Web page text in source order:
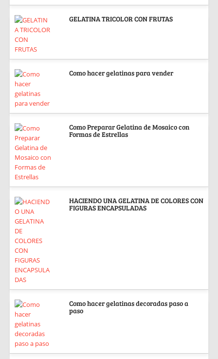
GELATINA TRICOLOR CON FRUTAS
Como hacer gelatinas para vender
Como Preparar Gelatina de Mosaico con
Formas de Estrellas
HACIENDO UNA GELATINA DE COLORES CON
FIGURAS ENCAPSULADAS
Como hacer gelatinas decoradas paso a
paso